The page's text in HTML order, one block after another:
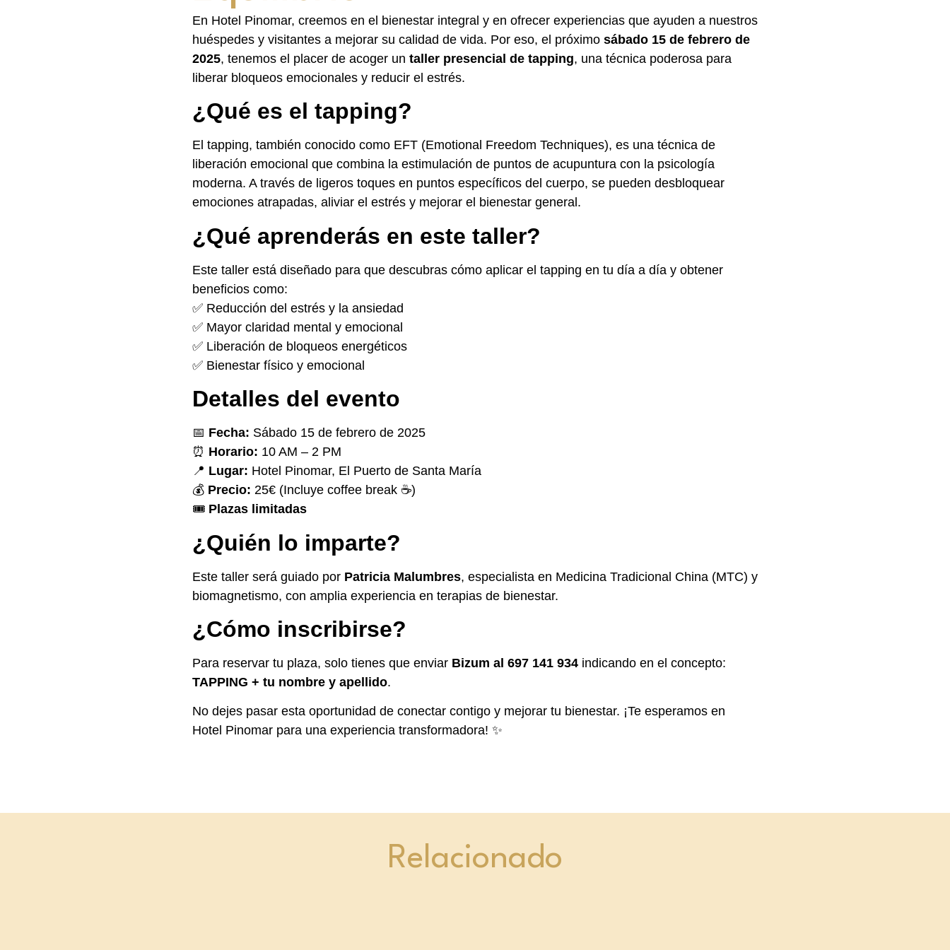
En Hotel Pinomar, creemos en el bienestar integral y en ofrecer experiencias que ayuden a nuestros
huéspedes y visitantes a mejorar su calidad de vida. Por eso, el próximo sábado 15 de febrero de
2025, tenemos el placer de acoger un taller presencial de tapping, una técnica poderosa para
liberar bloqueos emocionales y reducir el estrés.
¿Qué es el tapping?
El tapping, también conocido como EFT (Emotional Freedom Techniques), es una técnica de
liberación emocional que combina la estimulación de puntos de acupuntura con la psicología
moderna. A través de ligeros toques en puntos específicos del cuerpo, se pueden desbloquear
emociones atrapadas, aliviar el estrés y mejorar el bienestar general.
¿Qué aprenderás en este taller?
Este taller está diseñado para que descubras cómo aplicar el tapping en tu día a día y obtener
beneficios como:
✅ Reducción del estrés y la ansiedad
✅ Mayor claridad mental y emocional
✅ Liberación de bloqueos energéticos
✅ Bienestar físico y emocional
Detalles del evento
📅 Fecha: Sábado 15 de febrero de 2025
⏰ Horario: 10 AM – 2 PM
📍 Lugar: Hotel Pinomar, El Puerto de Santa María
💰 Precio: 25€ (Incluye coffee break ☕)
🎟 Plazas limitadas
¿Quién lo imparte?
Este taller será guiado por Patricia Malumbres, especialista en Medicina Tradicional China (MTC) y
biomagnetismo, con amplia experiencia en terapias de bienestar.
¿Cómo inscribirse?
Para reservar tu plaza, solo tienes que enviar Bizum al 697 141 934 indicando en el concepto:
TAPPING + tu nombre y apellido.
No dejes pasar esta oportunidad de conectar contigo y mejorar tu bienestar. ¡Te esperamos en
Hotel Pinomar para una experiencia transformadora! ✨
Relacionado